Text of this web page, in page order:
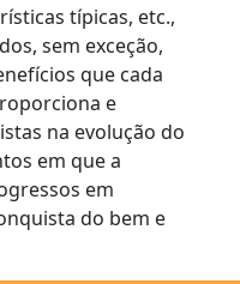
típicas, etc.,
sem exceção,
que cada
e
na evolução do
em que a
em
do bem e